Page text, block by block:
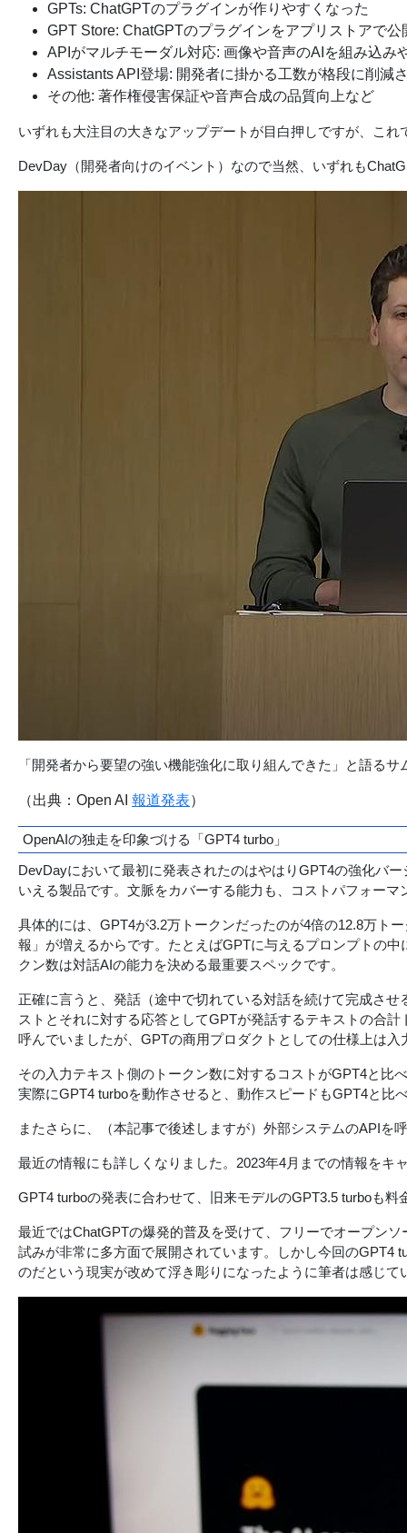
GPTs: ChatGPTのプラグインが作りやすくなった
GPT Store: ChatGPTのプラグインをアプリストアで
APIがマルチモーダル対応: 画像や音声のAIを組み込み
Assistants API登場: 開発者に掛かる工数が格段に削減
その他: 著作権侵害保証や音声合成の品質向上など
いずれも大注目の大きなアップデートが目白押しですが、こ
DevDay（開発者向けのイベント）なので当然、いずれも
「開発者から要望の強い機能強化に取り組んできた」と語るサ
（出典：Open AI 報道発表）
OpenAIの独走を印象づける「GPT4 turbo」
DevDayにおいて最初に発表されたのはやはりGPT4の強化バ
いえる製品です。文脈をカバーする能力も、コストパフォーマ
具体的には、GPT4が3.2万トークンだったのが4倍の12.8万ト
報」が増えるからです。たとえばGPTに与えるプロンプトの
クン数は対話AIの能力を決める最重要スペックです。
正確に言うと、発話（途中で切れている対話を続けて完成さ
ストとそれに対する応答としてGPTが発話するテキストの合
呼んでいましたが、GPTの商用プロダクトとしての仕様上は
その入力テキスト側のトークン数に対するコストがGPT4と比
実際にGPT4 turboを動作させると、動作スピードもGPT4と
またさらに、（本記事で後述しますが）外部システムのAPI
最近の情報にも詳しくなりました。2023年4月までの情報を
GPT4 turboの発表に合わせて、旧来モデルのGPT3.5 turboも料
最近ではChatGPTの爆発的普及を受けて、フリーでオープン
試みが非常に多方面で展開されています。しかし今回のGPT4
のだという現実が改めて浮き彫りになったように筆者は感じ